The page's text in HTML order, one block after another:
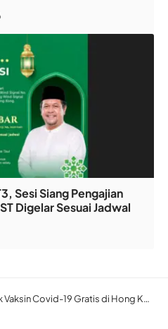
Sesi Siang Pengajian
Digelar Sesuai Jadwal
Covid-19 Gratis di Hong Kong